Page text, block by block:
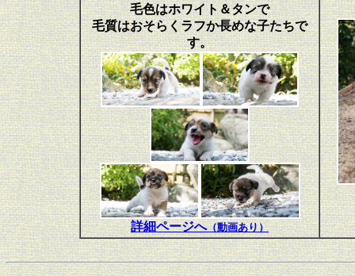
毛色はホワイト＆タンで
毛質はおそらくラフか長めな子たちで
す。
詳細ページへ（動画あり）